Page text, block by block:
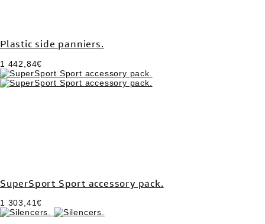
Plastic side panniers.
1 442,84€
SuperSport Sport accessory pack.
1 303,41€